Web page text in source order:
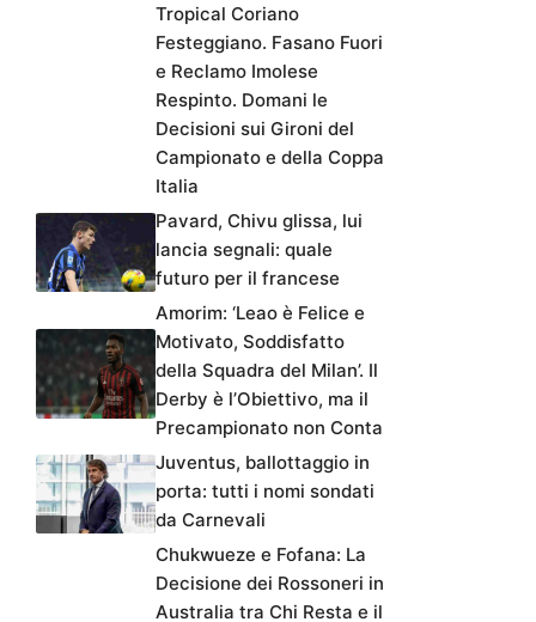
Tropical Coriano
Festeggiano. Fasano Fuori
e Reclamo Imolese
Respinto. Domani le
Decisioni sui Gironi del
Campionato e della Coppa
Italia
Pavard, Chivu glissa, lui
lancia segnali: quale
futuro per il francese
Amorim: ‘Leao è Felice e
Motivato, Soddisfatto
della Squadra del Milan’. Il
Derby è l’Obiettivo, ma il
Precampionato non Conta
Juventus, ballottaggio in
porta: tutti i nomi sondati
da Carnevali
Chukwueze e Fofana: La
Decisione dei Rossoneri in
Australia tra Chi Resta e il